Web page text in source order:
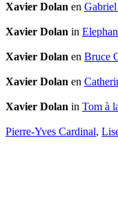
Xavier Dolan en
Xavier Dolan in
Xavier Dolan en Bruce
Xavier Dolan en
Xavier Dolan in Tom à
Pierre-Yves Cardinal,